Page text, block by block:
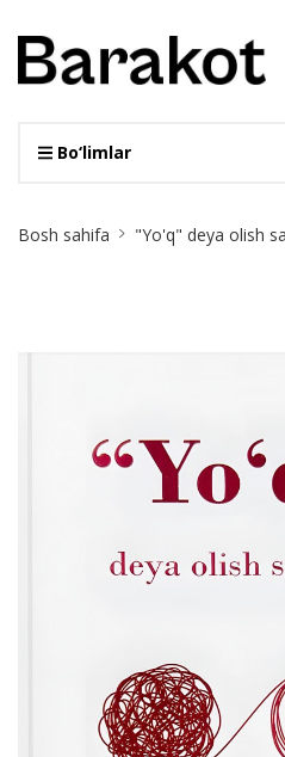
Bo‘limlar
Breadcrumb
Bosh sahifa "Yo'q" deya olish